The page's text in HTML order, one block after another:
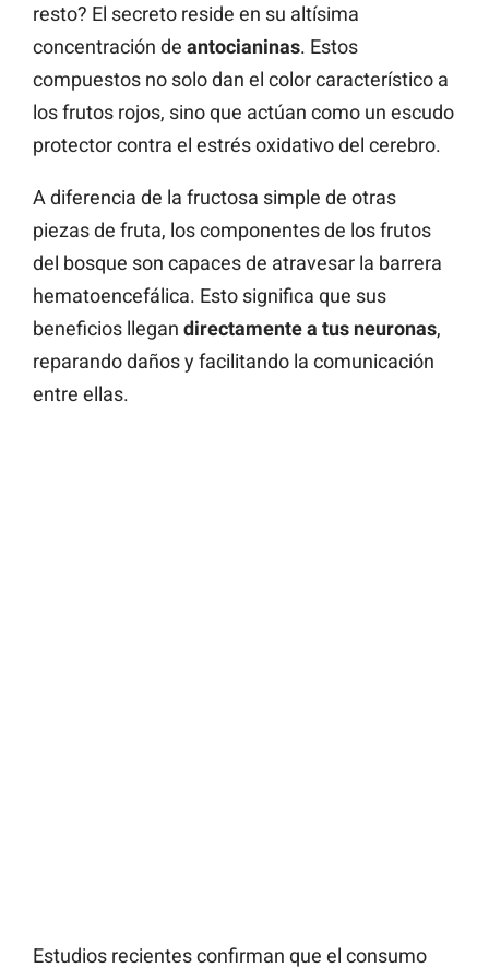
resto? El secreto reside en su altísima
concentración de antocianinas. Estos
compuestos no solo dan el color característico a
los frutos rojos, sino que actúan como un escudo
protector contra el estrés oxidativo del cerebro.
A diferencia de la fructosa simple de otras
piezas de fruta, los componentes de los frutos
del bosque son capaces de atravesar la barrera
hematoencefálica. Esto significa que sus
beneficios llegan directamente a tus neuronas,
reparando daños y facilitando la comunicación
entre ellas.
Estudios recientes confirman que el consumo